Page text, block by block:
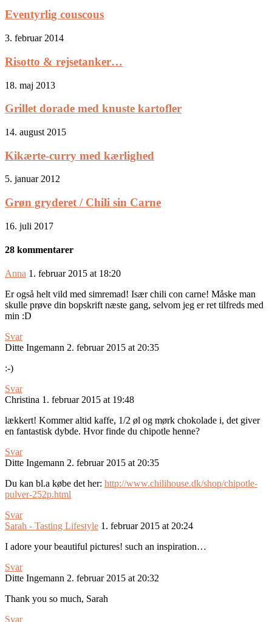
Eventyrlig couscous
3. februar 2014
Risotto & rejsetanker…
18. maj 2013
Grillet dorade med knuste kartofler
14. august 2015
Kikærte-curry med kærlighed
5. januar 2012
Grøn gryderet / Chili sin Carne
16. juli 2017
28 kommentarer
Anna 1. februar 2015 at 18:20
Er også helt vild med simremad! Især chili con carne! Måske man
skulle prøve din bopskrift næste gang, selvom jeg er ret tilfreds med
min :D
Svar
Ditte Ingemann 2. februar 2015 at 20:35
:-)
Svar
Christina 1. februar 2015 at 19:48
lækkert! Kommer altid kaffe, 1/2 øl og mørk chokolade i, det giver
en fantastisk dybde. Hvor finde du chipotle henne?
Svar
Ditte Ingemann 2. februar 2015 at 20:35
Du kan bl.a købe det her: http://www.chilihouse.dk/shop/chipotle-
pulver-252p.html
Svar
Sarah - Tasting Lifestyle 1. februar 2015 at 20:24
I adore your beautiful pictures! such an inspiration…
Svar
Ditte Ingemann 2. februar 2015 at 20:32
Thank you so much, Sarah
Svar